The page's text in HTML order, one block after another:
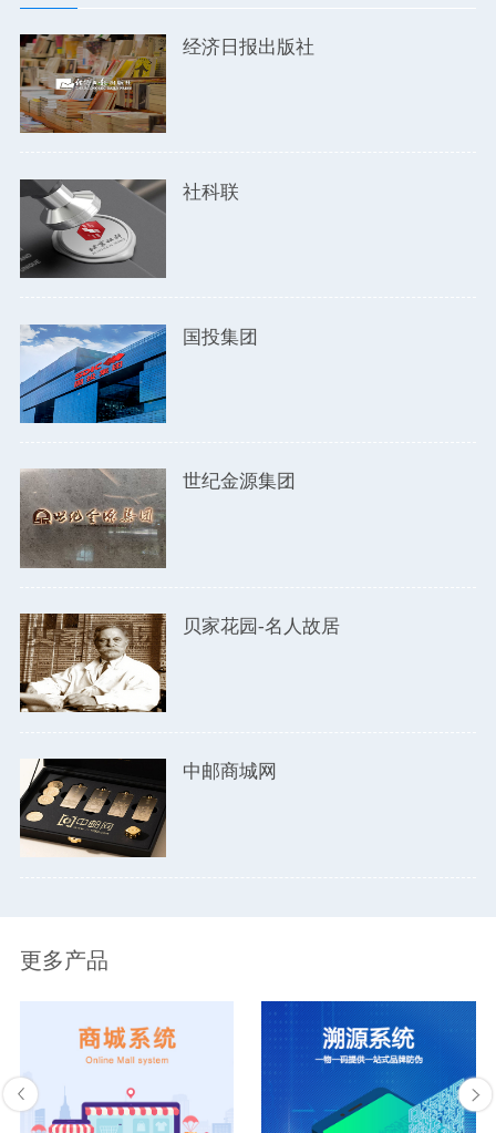
经济日报出版社
社科联
国投集团
世纪金源集团
贝家花园-名人故居
中邮商城网
更多产品